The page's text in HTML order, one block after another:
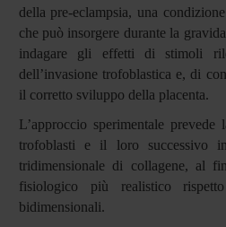
della pre-eclampsia, una
che può insorgere durante la
indagare gli effetti di stimoli
dell’invasione trofoblastica e, di
il corretto sviluppo della placenta.
L’approccio sperimentale
trofoblasti e il loro successivo
tridimensionale di collagene, al
fisiologico più realistico
bidimensionali.